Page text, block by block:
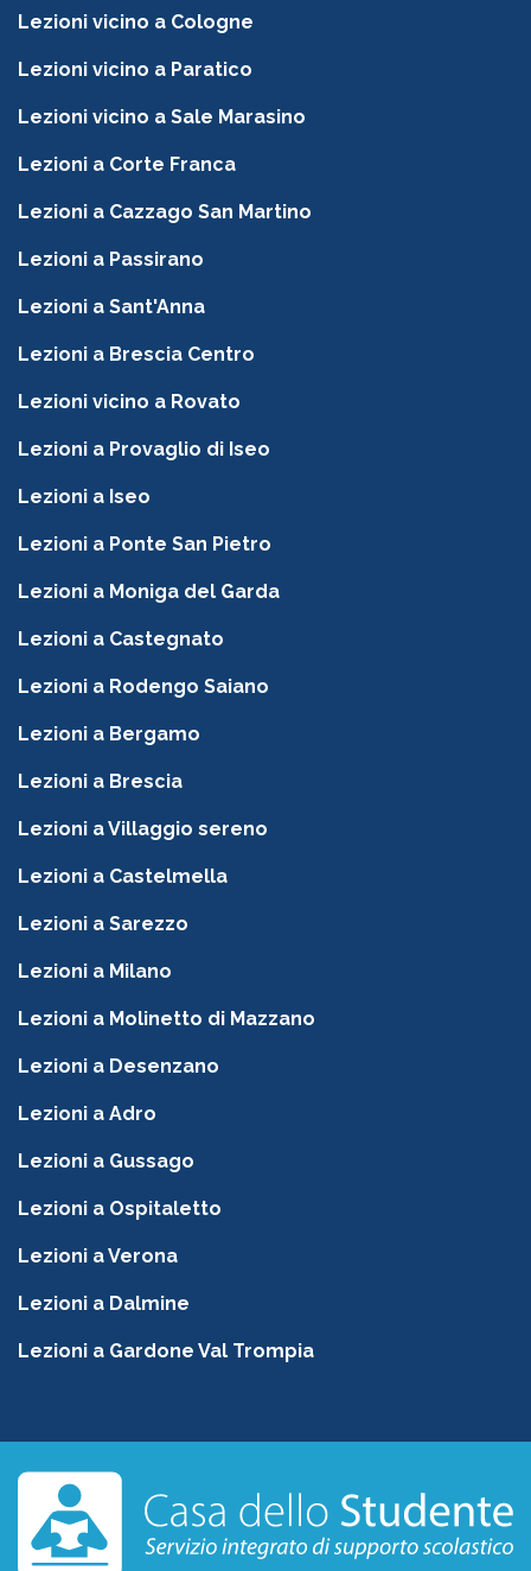
Lezioni vicino a Cologne
Lezioni vicino a Paratico
Lezioni vicino a Sale Marasino
Lezioni a Corte Franca
Lezioni a Cazzago San Martino
Lezioni a Passirano
Lezioni a Sant'Anna
Lezioni a Brescia Centro
Lezioni vicino a Rovato
Lezioni a Provaglio di Iseo
Lezioni a Iseo
Lezioni a Ponte San Pietro
Lezioni a Moniga del Garda
Lezioni a Castegnato
Lezioni a Rodengo Saiano
Lezioni a Bergamo
Lezioni a Brescia
Lezioni a Villaggio sereno
Lezioni a Castelmella
Lezioni a Sarezzo
Lezioni a Milano
Lezioni a Molinetto di Mazzano
Lezioni a Desenzano
Lezioni a Adro
Lezioni a Gussago
Lezioni a Ospitaletto
Lezioni a Verona
Lezioni a Dalmine
Lezioni a Gardone Val Trompia